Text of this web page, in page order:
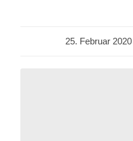
25. Februar 2020
/